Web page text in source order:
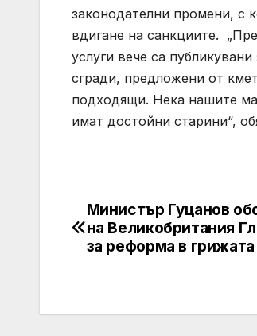
законодателни промени, с
вдигане на санкциите.
услуги вече са
сгради, предложени от
подходящи. Нека нашите
имат достойни старини“,
Post
navigation
Министър Гуцанов
на Великобритания
за реформа в грижата